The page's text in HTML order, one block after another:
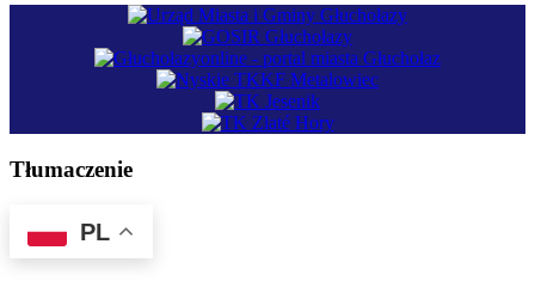
Tłumaczenie
PL